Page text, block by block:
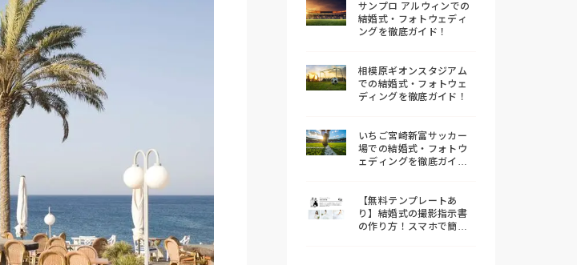
サンプロ アルウィンでの
結婚式・フォトウェディ
ングを徹底ガイド！
相模原ギオンスタジアム
での結婚式・フォトウェ
ディングを徹底ガイド！
いちご宮崎新富サッカー
場での結婚式・フォトウ
ェディングを徹底ガイ
【無料テンプレートあ
り】結婚式の撮影指示書
の作り方！スマホで簡単